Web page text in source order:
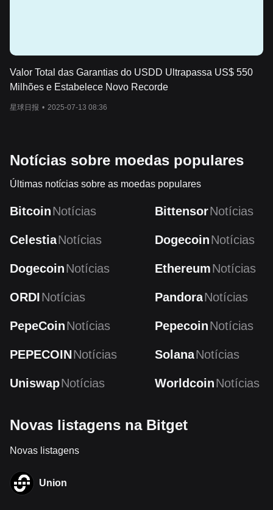
Valor Total das Garantias do USDD Ultrapassa US$ 550
Milhões e Estabelece Novo Recorde
星球日报 • 2025-07-13 08:36
Notícias sobre moedas populares
Últimas notícias sobre as moedas populares
BitcoinNotícias BittensorNotícias
CelestiaNotícias DogecoinNotícias
DogecoinNotícias EthereumNotícias
ORDINotícias PandoraNotícias
PepeCoinNotícias PepecoinNotícias
PEPECOINNotícias SolanaNotícias
UniswapNotícias WorldcoinNotícias
Novas listagens na Bitget
Novas listagens
Union